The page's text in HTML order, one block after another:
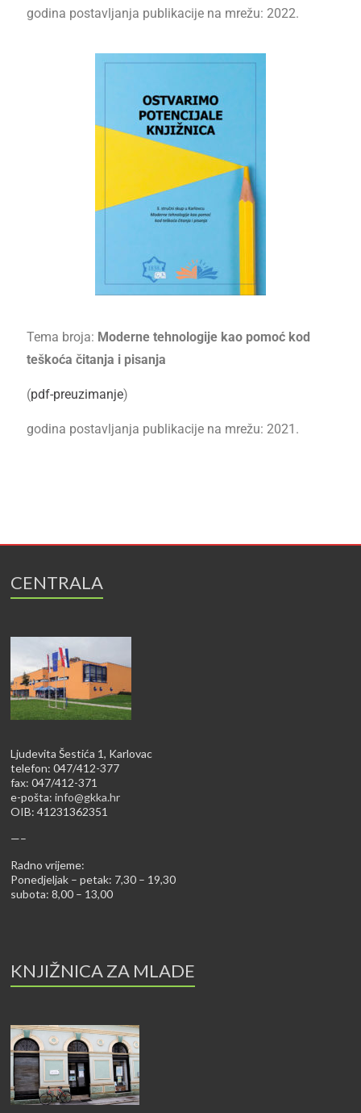
godina postavljanja publikacije na mrežu: 2022.
Tema broja: Moderne tehnologije kao pomoć kod
teškoća čitanja i pisanja
(pdf-preuzimanje)
godina postavljanja publikacije na mrežu: 2021.
CENTRALA
Ljudevita Šestića 1, Karlovac
telefon: 047/412-377
fax: 047/412-371
e-pošta:info@gkka.hr
OIB: 41231362351
—–
Radno vrijeme:
Ponedjeljak – petak: 7,30 – 19,30
subota: 8,00 – 13,00
KNJIŽNICA ZA MLADE